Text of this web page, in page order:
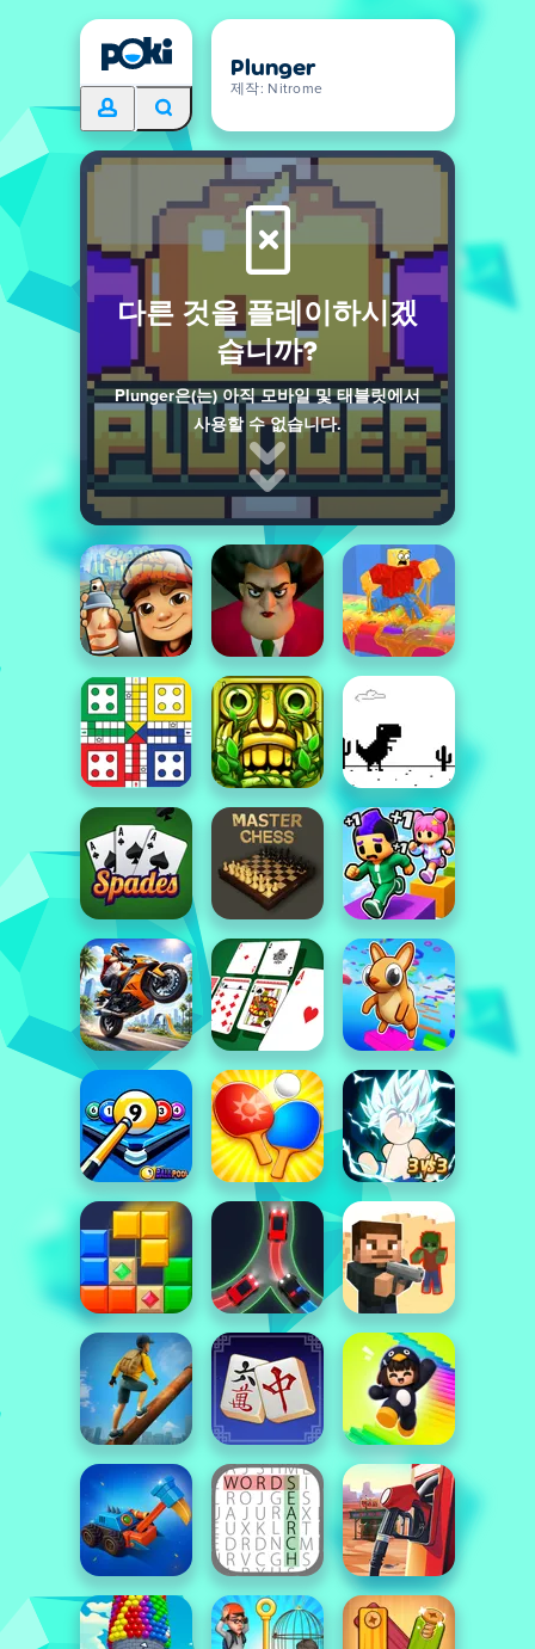
Plunger
제작: Nitrome
다른 것을 플레이하시겠
습니까?
Plunger은(는) 아직 모바일 및 태블릿에서
사용할 수 없습니다.